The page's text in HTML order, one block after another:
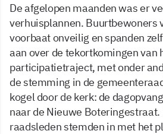
De afgelopen maanden was er
verhuisplannen. Buurtbewoners
voorbaat onveilig en spanden
aan over de tekortkomingen van
participatietraject, met onder
de stemming in de
kogel door de kerk: de
naar de Nieuwe
raadsleden stemden in met het